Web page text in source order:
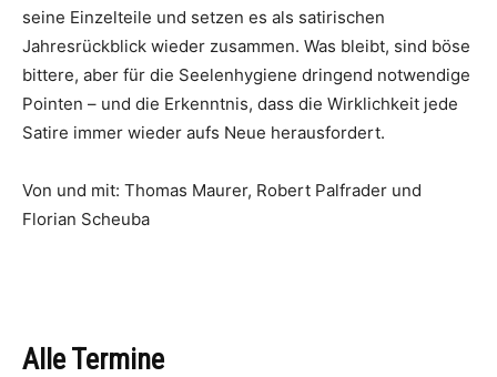
seine Einzelteile und setzen es als satirischen
Jahresrückblick wieder zusammen. Was bleibt, sind böse
bittere, aber für die Seelenhygiene dringend notwendige
Pointen – und die Erkenntnis, dass die Wirklichkeit jede
Satire immer wieder aufs Neue herausfordert.
Von und mit: Thomas Maurer, Robert Palfrader und
Florian Scheuba
Alle Termine